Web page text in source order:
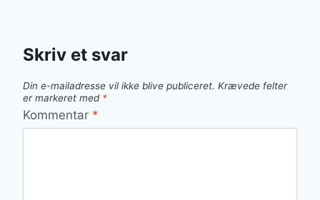
Skriv et svar
Din e-mailadresse vil ikke blive publiceret. Krævede felter
er markeret med *
Kommentar *